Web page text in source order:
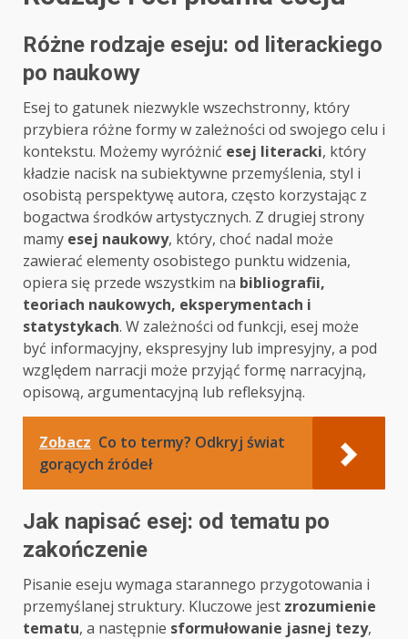
Różne rodzaje eseju: od literackiego
po naukowy
Esej to gatunek niezwykle wszechstronny, który
przybiera różne formy w zależności od swojego celu i
kontekstu. Możemy wyróżnić esej literacki, który
kładzie nacisk na subiektywne przemyślenia, styl i
osobistą perspektywę autora, często korzystając z
bogactwa środków artystycznych. Z drugiej strony
mamy esej naukowy, który, choć nadal może
zawierać elementy osobistego punktu widzenia,
opiera się przede wszystkim na bibliografii,
teoriach naukowych, eksperymentach i
statystykach. W zależności od funkcji, esej może
być informacyjny, ekspresyjny lub impresyjny, a pod
względem narracji może przyjąć formę narracyjną,
opisową, argumentacyjną lub refleksyjną.
Zobacz Co to termy? Odkryj świat
gorących źródeł
Jak napisać esej: od tematu po
zakończenie
Pisanie eseju wymaga starannego przygotowania i
przemyślanej struktury. Kluczowe jest zrozumienie
tematu, a następnie sformułowanie jasnej tezy,